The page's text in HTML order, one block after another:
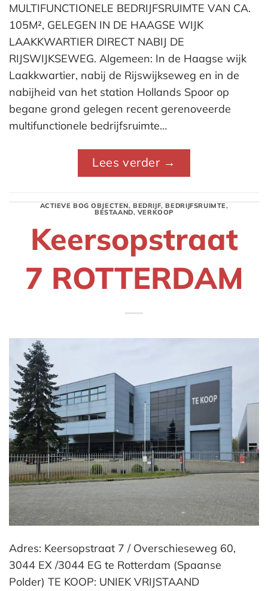
MULTIFUNCTIONELE BEDRIJFSRUIMTE VAN CA.
105M², GELEGEN IN DE HAAGSE WIJK
LAAKKWARTIER DIRECT NABIJ DE
RIJSWIJKSEWEG. Algemeen: In de Haagse wijk
Laakkwartier, nabij de Rijswijkseweg en in de
nabijheid van het station Hollands Spoor op
begane grond gelegen recent gerenoveerde
multifunctionele bedrijfsruimte…
Lees verder →
ACTIEVE BOG OBJECTEN, BEDRIJF,BEDRIJFSRUIMTE,
BESTAAND, VERKOOP
Keersopstraat
7 ROTTERDAM
Adres: Keersopstraat 7 / Overschieseweg 60,
3044 EX /3044 EG te Rotterdam (Spaanse
Polder) TE KOOP: UNIEK VRIJSTAAND